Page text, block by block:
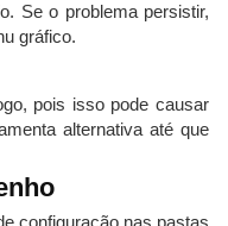
Se o problema persistir,
gráfico.
pois isso pode causar
alternativa até que
configuração nas pastas